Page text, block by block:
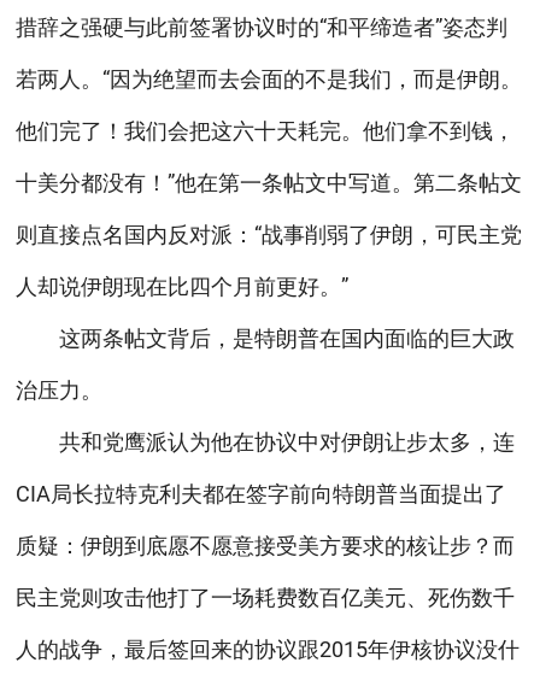
措辞之强硬与此前签署协议时的“和平缔造者”姿态判
若两人。“因为绝望而去会面的不是我们，而是伊朗。
他们完了！我们会把这六十天耗完。他们拿不到钱，
十美分都没有！”他在第一条帖文中写道。第二条帖文
则直接点名国内反对派：“战事削弱了伊朗，可民主党
人却说伊朗现在比四个月前更好。”
这两条帖文背后，是特朗普在国内面临的巨大政
治压力。
共和党鹰派认为他在协议中对伊朗让步太多，连
CIA局长拉特克利夫都在签字前向特朗普当面提出了
质疑：伊朗到底愿不愿意接受美方要求的核让步？而
民主党则攻击他打了一场耗费数百亿美元、死伤数千
人的战争，最后签回来的协议跟2015年伊核协议没什